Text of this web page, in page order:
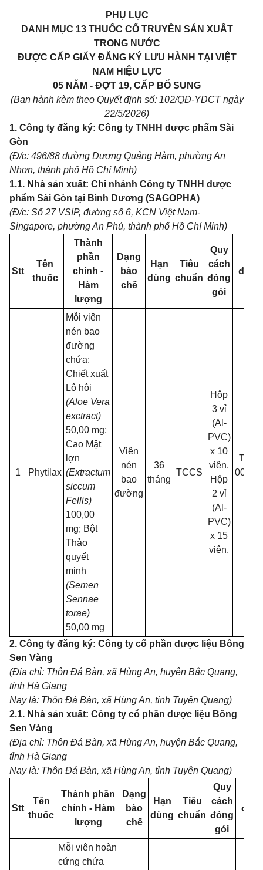
PHỤ LỤC
DANH MỤC 13 THUỐC CỔ TRUYỀN SẢN XUẤT
TRONG NƯỚC
ĐƯỢC CẤP GIẤY ĐĂNG KÝ LƯU HÀNH TẠI VIỆT
NAM HIỆU LỰC
05 NĂM - ĐỢT 19, CẤP BỔ SUNG
(Ban hành kèm theo Quyết định số: 102/QĐ-YDCT ngày
22/5/2026)
1. Công ty đăng ký: Công ty TNHH dược phẩm Sài
Gòn
(Đ/c: 496/88 đường Dương Quảng Hàm, phường An
Nhơn, thành phố Hồ Chí Minh)
1.1. Nhà sản xuất: Chi nhánh Công ty TNHH dược
phẩm Sài Gòn tại Bình Dương (SAGOPHA)
(Đ/c: Số 27 VSIP, đường số 6, KCN Việt Nam-
Singapore, phường An Phú, thành phố Hồ Chí Minh)
Stt
Tên
thuốc
Thành
phần
chính -
Hàm
lượng
Dạng
bào
chế
Hạn
dùng
Tiêu
chuẩn
Quy
cách
đóng
gói
Số
đăng
1 Phytilax
Mỗi viên
nén bao
đường
chứa:
Chiết xuất
Lô hội
(Aloe Vera
exctract)
50,00 mg;
Cao Mật
lợn
(Extractum
siccum
Fellis)
100,00
mg; Bột
Thảo
quyết
minh
(Semen
Sennae
torae)
50,00 mg
Viên
nén
bao
đường
36
tháng
TCCS
Hộp
3 vỉ
(Al-
PVC)
x 10
viên.
Hộp
2 vỉ
(Al-
PVC)
x 15
viên.
TCT-
2. Công ty đăng ký: Công ty cổ phần dược liệu Bông
Sen Vàng
(Địa chỉ: Thôn Đá Bàn, xã Hùng An, huyện Bắc Quang,
tỉnh Hà Giang
Nay là: Thôn Đá Bàn, xã Hùng An, tỉnh Tuyên Quang)
2.1. Nhà sản xuất: Công ty cổ phần dược liệu Bông
Sen Vàng
(Địa chỉ: Thôn Đá Bàn, xã Hùng An, huyện Bắc Quang,
tỉnh Hà Giang
Nay là: Thôn Đá Bàn, xã Hùng An, tỉnh Tuyên Quang)
Stt
Tên
thuốc
Thành phần
chính - Hàm
lượng
Dạng
bào
chế
Hạn
dùng
Tiêu
chuẩn
Quy
cách
đóng
gói
Mỗi viên hoàn
cứng chứa